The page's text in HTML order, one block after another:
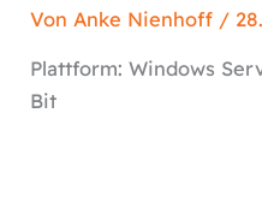
Von Anke Nienhoff /
Plattform: Windows
Bit